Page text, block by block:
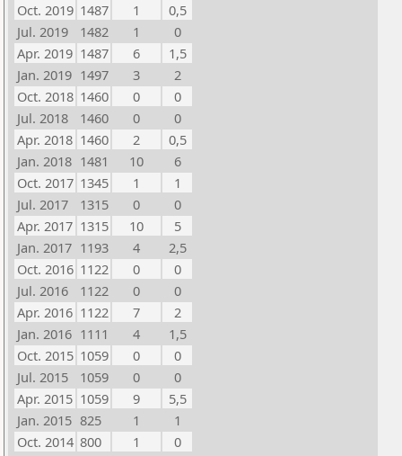
Oct. 2019 1487 1
0,5
Jul. 2019
1482 1
0
Apr. 2019 1487 6
1,5
Jan. 2019 1497 3
2
Oct. 2018 1460 0
0
Jul. 2018
1460 0
0
Apr. 2018 1460 2
0,5
Jan. 2018 1481 10
6
Oct. 2017 1345 1
1
Jul. 2017
1315 0
0
Apr. 2017 1315 10
5
Jan. 2017 1193 4
2,5
Oct. 2016 1122 0
0
Jul. 2016
1122 0
0
Apr. 2016 1122 7
2
Jan. 2016 1111 4
1,5
Oct. 2015 1059 0
0
Jul. 2015
1059 0
0
Apr. 2015 1059 9
5,5
Jan. 2015 825 1
1
Oct. 2014 800 1
0